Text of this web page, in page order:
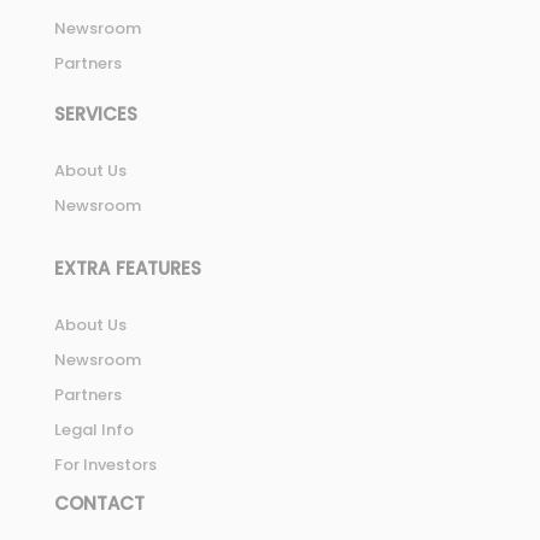
Newsroom
Partners
SERVICES
About Us
Newsroom
EXTRA FEATURES
About Us
Newsroom
Partners
Legal Info
For Investors
CONTACT